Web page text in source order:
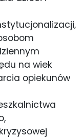
na wiek
opiekunów